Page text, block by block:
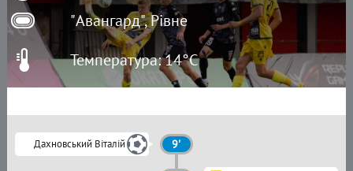
"Авангард", Рівне
Температура: 14°C
Дахновський Віталій 9'